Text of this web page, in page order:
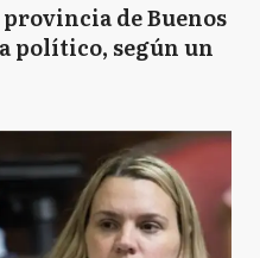
de Buenos
político, según un